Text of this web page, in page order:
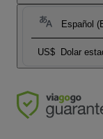
Español
US$ Dolar